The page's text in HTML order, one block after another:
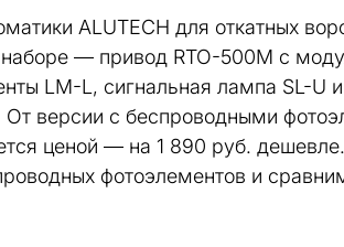
ALUTECH для откатных
наборе — привод RTO-500M с
LM-L, сигнальная лампа SL-U
От версии с беспроводными
ценой — на 1 890 руб.
фотоэлементов и